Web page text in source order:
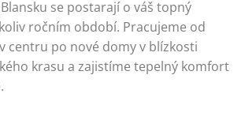
se postarají o váš topný
ročním období. Pracujeme od
centru po nové domy v blízkosti
krasu a zajistíme tepelný komfort